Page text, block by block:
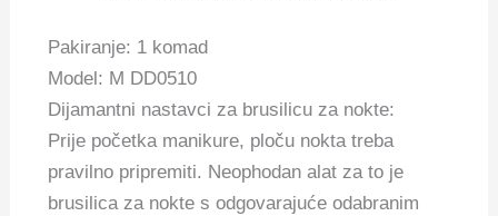
Pakiranje: 1 komad
Model: M DD0510
Dijamantni nastavci za brusilicu za nokte:
Prije početka manikure, ploču nokta treba
pravilno pripremiti. Neophodan alat za to je
brusilica za nokte s odgovarajuće odabranim